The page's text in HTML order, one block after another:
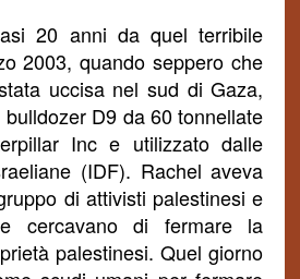
20 anni da quel terribile
2003, quando seppero che
uccisa nel sud di Gaza,
D9 da 60 tonnellate
Inc e utilizzato dalle
(IDF). Rachel aveva
di attivisti palestinesi e
cercavano di fermare la
palestinesi. Quel giorno